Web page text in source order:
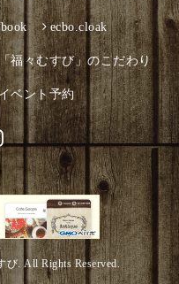
ecbo.cloak
福々むすび」のこだわり
ベント予約
び. All Rights Reserved.